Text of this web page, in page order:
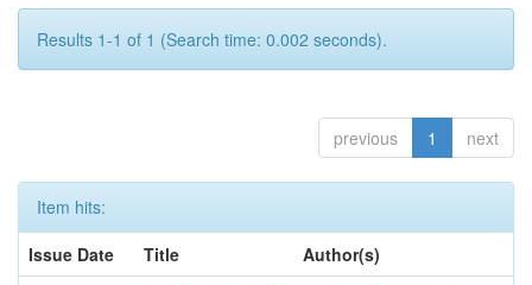
Results 1-1 of 1 (Search time: 0.002 seconds).
previous 1 next
Item hits:
Issue Date
Title
Author(s)